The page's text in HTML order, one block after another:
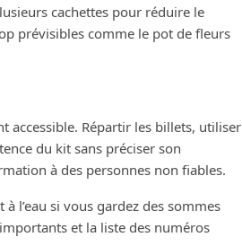
cachettes pour réduire le
prévisibles comme le pot de fleurs
accessible. Répartir les billets, utiliser
du kit sans préciser son
à des personnes non fiables.
l’eau si vous gardez des sommes
et la liste des numéros